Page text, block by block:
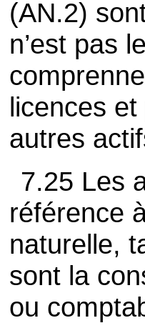
(AN.2)
n’est pas
licences
autres
7.25 Les
référence
naturelle,
sont la
ou